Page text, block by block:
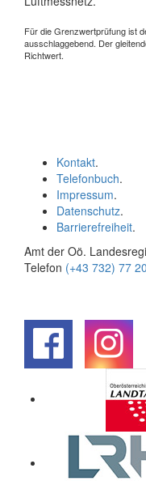
Für die Grenzwertprüfung ist
ausschlaggebend. Der
Richtwert.
Kontakt.
Telefonbuch.
Impressum.
Datenschutz.
Barrierefreiheit.
Amt der Oö.
Telefon (+43 732) 77